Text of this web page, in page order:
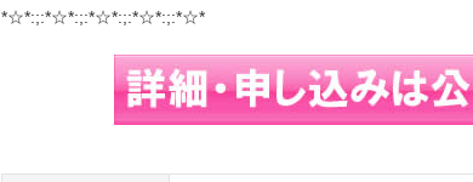
*☆*:;:*☆*:;:*☆*:;:*☆*:;:*☆*